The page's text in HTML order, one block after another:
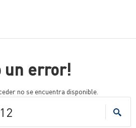
un error!
no se encuentra disponible.